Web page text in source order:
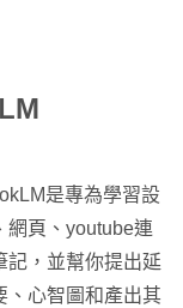
是專為學習設
網頁、youtube連
記，並幫你提出延
、心智圖和產出其